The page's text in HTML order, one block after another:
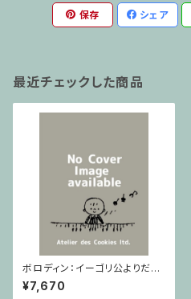
保存 シェア
最近チェックした商品
ボロディン：イーゴリ公よりだっ
たん人の踊り Lucks / フルスコ
ア
¥7,670